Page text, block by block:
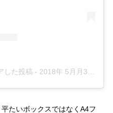
した投稿 - 2018年 5月月3日午前6時49分PDT
たいボックスではなくA4フ